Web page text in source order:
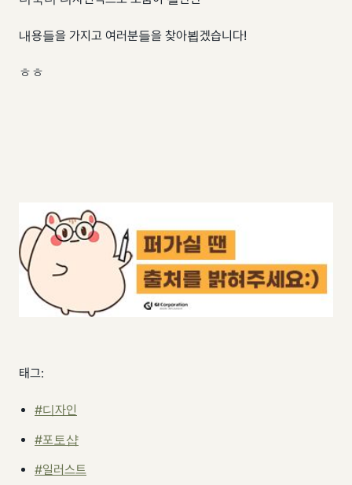
내용들을 가지고 여러분들을 찾아뵙겠습니다!
ㅎㅎ
태그:
#디자인
#포토샵
#일러스트